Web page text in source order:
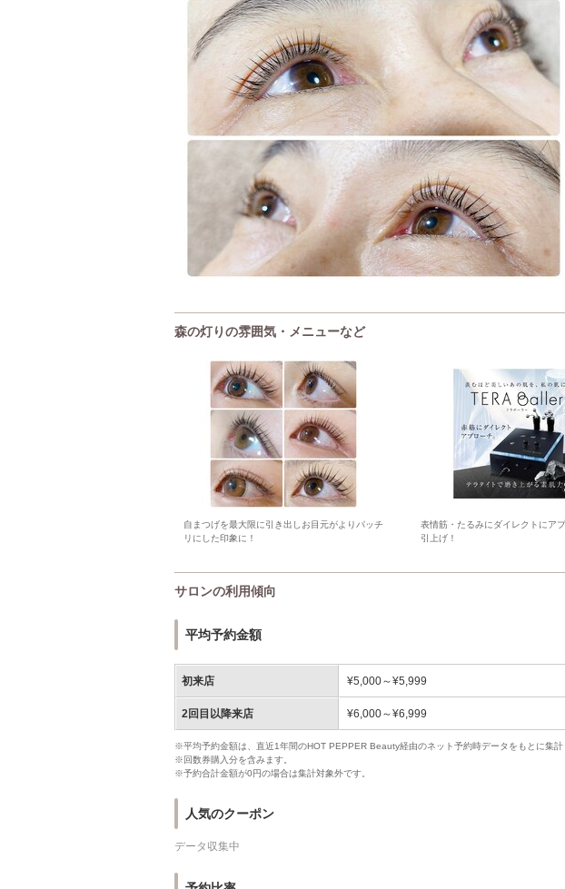
森の灯りの雰囲気・メニューなど
自まつげを最大限に引き出しお目元がよりパッチ
リにした印象に！
表情筋・たるみにダイレクトにア
引上げ！
サロンの利用傾向
平均予約金額
初来店 ¥5,000～¥5,999
2回目以降来店 ¥6,000～¥6,999
※平均予約金額は、直近1年間のHOT PEPPER Beauty経由のネット予約時データをもとに集計
※回数券購入分を含みます。
※予約合計金額が0円の場合は集計対象外です。
人気のクーポン
データ収集中